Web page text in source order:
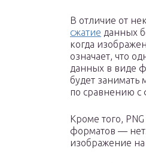
В отличие от
сжатие данных
когда
означает, что
данных в виде
будет занимать
по сравнению с
Кроме того,
форматов —
изображение